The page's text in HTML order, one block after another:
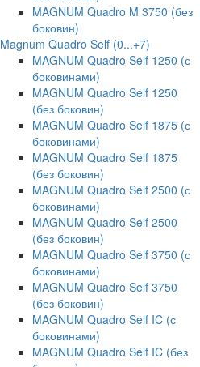
MAGNUM Quadro M 3750 (без
боковин)
Magnum Quadro Self (0...+7)
MAGNUM Quadro Self 1250 (с
боковинами)
MAGNUM Quadro Self 1250
(без боковин)
MAGNUM Quadro Self 1875 (с
боковинами)
MAGNUM Quadro Self 1875
(без боковин)
MAGNUM Quadro Self 2500 (с
боковинами)
MAGNUM Quadro Self 2500
(без боковин)
MAGNUM Quadro Self 3750 (с
боковинами)
MAGNUM Quadro Self 3750
(без боковин)
MAGNUM Quadro Self IC (с
боковинами)
MAGNUM Quadro Self IC (без